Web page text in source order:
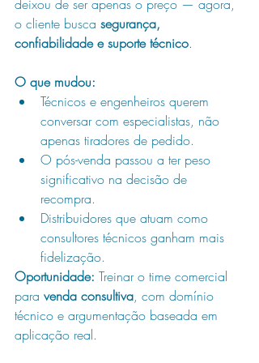
deixou de ser apenas o preço — agora,
o cliente busca segurança,
confiabilidade e suporte técnico.
O que mudou:
Técnicos e engenheiros querem
conversar com especialistas, não
apenas tiradores de pedido.
O pós-venda passou a ter peso
significativo na decisão de
recompra.
Distribuidores que atuam como
consultores técnicos ganham mais
fidelização.
Oportunidade: Treinar o time comercial
para venda consultiva, com domínio
técnico e argumentação baseada em
aplicação real.